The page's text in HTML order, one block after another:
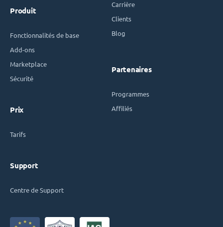
Produit
Fonctionnalités de base
Add-ons
Marketplace
Sécurité
Prix
Tarifs
Support
Centre de Support
Carrière
Clients
Blog
Partenaires
Programmes
Affiliés